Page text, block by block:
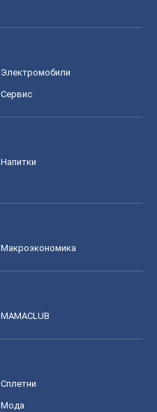
Электромобили
Сервис
Напитки
Mакроэкономика
MAMACLUB
Сплетни
Мода